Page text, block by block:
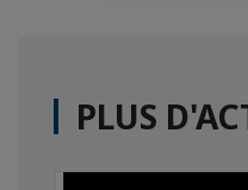
PLUS